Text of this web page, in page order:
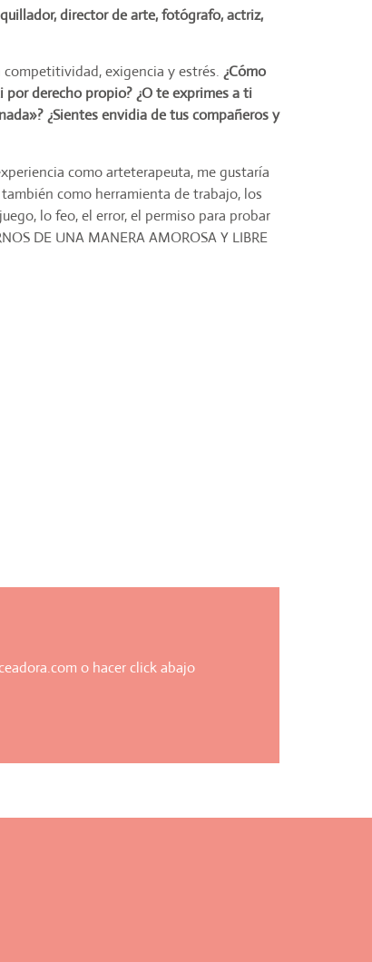
director de arte, fotógrafo, actriz,
competitividad, exigencia y estrés. ¿Cómo
derecho propio? ¿O te exprimes a ti
¿Sientes envidia de tus compañeros y
como arteterapeuta, me gustaría
como herramienta de trabajo, los
lo feo, el error, el permiso para probar
DE UNA MANERA AMOROSA Y LIBRE
o hacer click abajo